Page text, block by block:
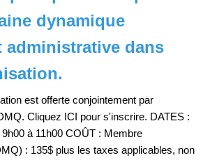
dynamique
administrative dans
est offerte conjointement par
Cliquez ICI pour s'inscrire. DATES :
9h00 à 11h00 COÛT : Membre
: 135$ plus les taxes applicables, non